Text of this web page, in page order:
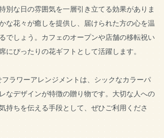
別な日の雰囲気を一層引き立てる効果がありま
な花々が癒しを提供し、届けられた方の心を温
でしょう。カフェのオープンや店舗の移転祝い
にぴったりの花ギフトとして活躍します。
ラワーアレンジメントは、シックなカラーパ
なデザインが特徴の贈り物です。大切な人への
持ちを伝える手段として、ぜひご利用くださ